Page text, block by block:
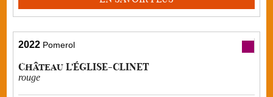
2022 Pomerol
Château L'ÉGLISE-CLINET
rouge